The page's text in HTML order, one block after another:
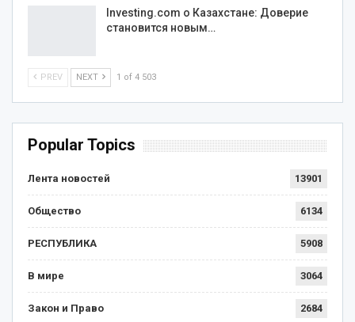
Investing.com о Казахстане: Доверие
становится новым…
PREV NEXT 1 of 4 503
Popular Topics
Лента новостей 13901
Общество 6134
РЕСПУБЛИКА 5908
В мире 3064
Закон и Право 2684